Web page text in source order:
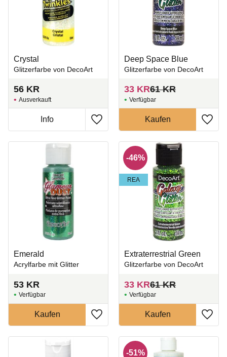
Crystal
Glitzerfarbe von DecoArt
56 KR
Zu Favoriten hinzufügen
Ausverkauft
Deep Space Blue
Glitzerfarbe von DecoArt
33 KR61KR
Zu
Emerald
Acrylfarbe mit Glitter
53 KR
Zu Favoriten hinzufügen
Extraterrestrial Green
Glitzerfarbe von DecoArt
33 KR61KR
46%
REA
Zu
51%